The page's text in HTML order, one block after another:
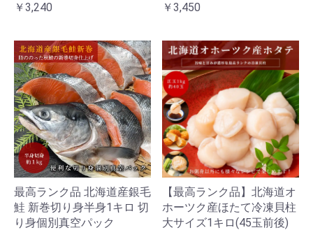
￥3,240
￥3,450
最高ランク品 北海道産銀毛
鮭 新巻切り身半身1キロ 切
り身個別真空パック
【最高ランク品】北海道オ
ホーツク産ほたて冷凍貝柱
大サイズ1キロ(45玉前後)